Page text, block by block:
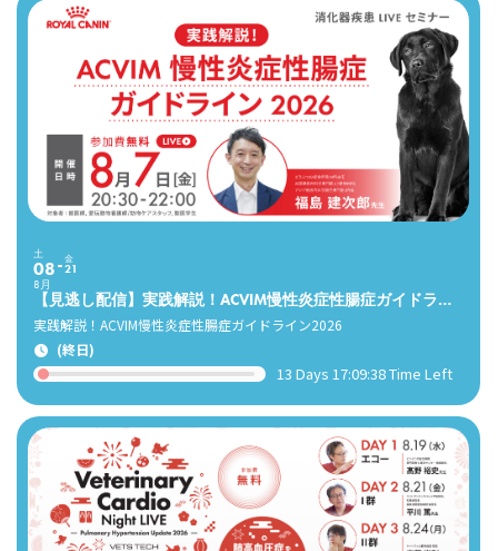
土
08
8月
金
21
【見逃し配信】実践解説！ACVIM慢性炎症性腸症ガイドライン2026 （福島建次郎先生）
実践解説！ACVIM慢性炎症性腸症ガイドライン2026
(終日)
13 Days 17:09:36 Time Left